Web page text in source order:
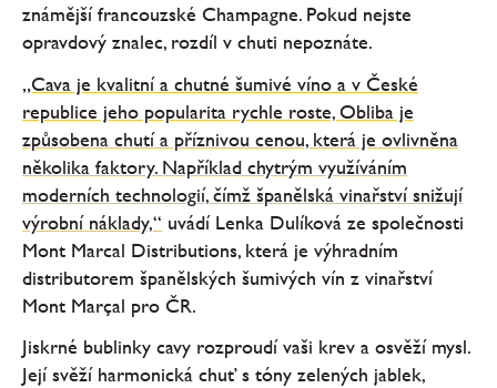
známější francouzské Champagne. Pokud nejste
opravdový znalec, rozdíl v chuti nepoznáte.
„Cava je kvalitní a chutné šumivé víno a v České
republice jeho popularita rychle roste, Obliba je
způsobena chutí a příznivou cenou, která je ovlivněna
několika faktory. Například chytrým využíváním
moderních technologií, čímž španělská vinařství snižují
výrobní náklady,“ uvádí Lenka Dulíková ze společnosti
Mont Marcal Distributions, která je výhradním
distributorem španělských šumivých vín z vinařství
Mont Marçal pro ČR.
Jiskrné bublinky cavy rozproudí vaši krev a osvěží mysl.
Její svěží harmonická chuť s tóny zelených jablek,